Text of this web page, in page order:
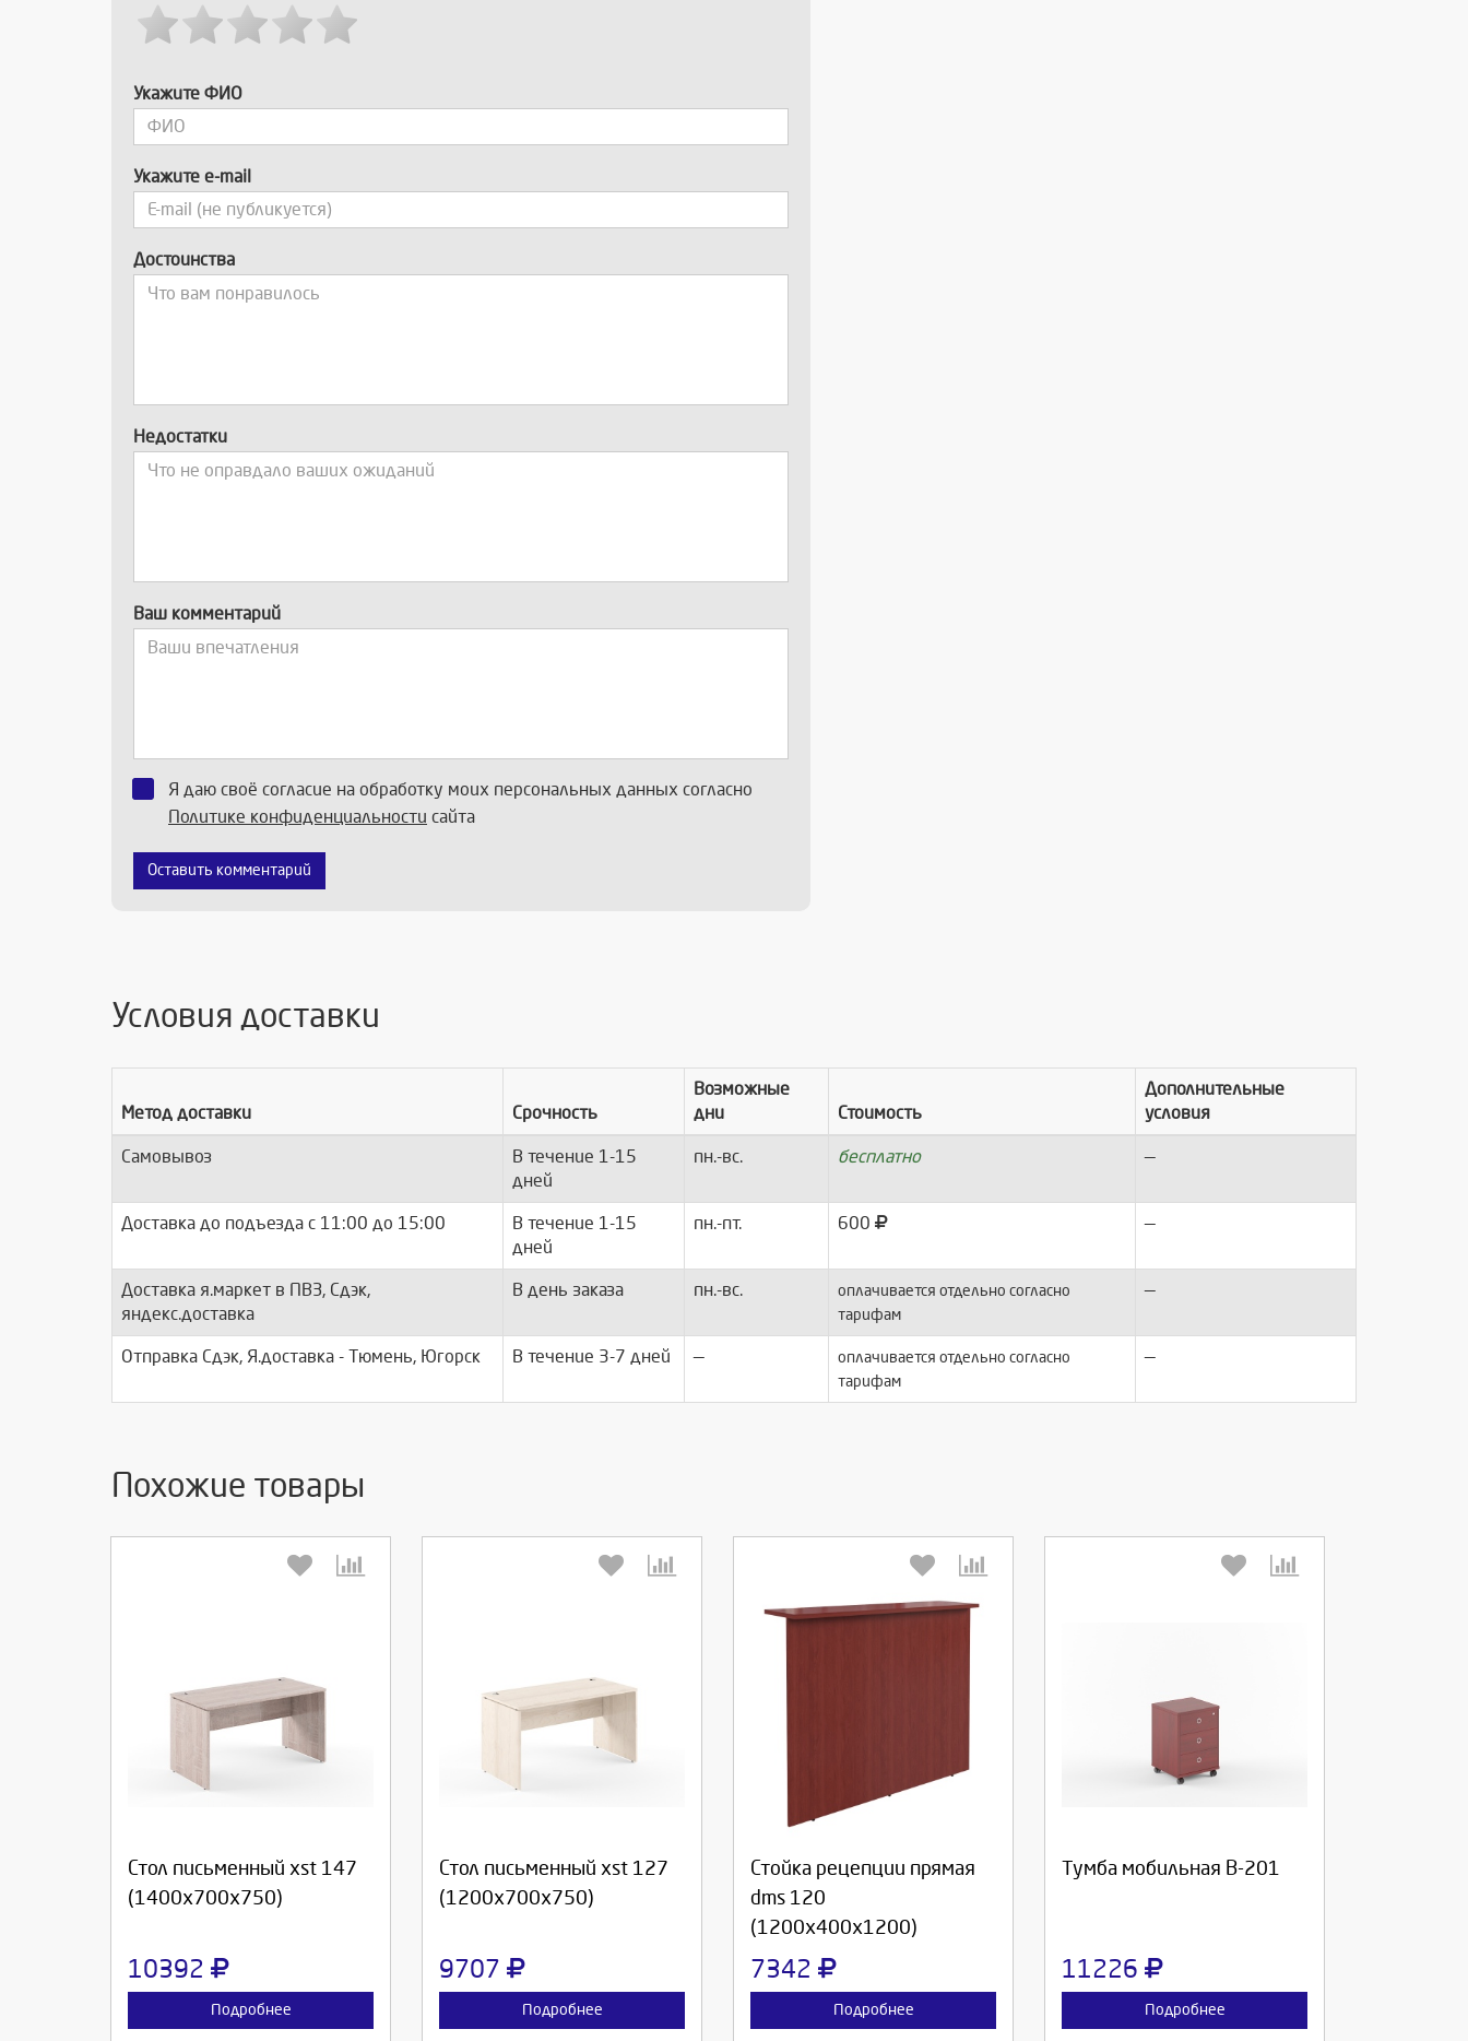
Укажите ФИО
Укажите e-mail
Достоинства
Недостатки
Ваш комментарий
Я даю своё согласие на обработку моих персональных данных согласно
Политике конфиденциальности сайта
Оставить комментарий
Условия доставки
Метод доставки Срочность
Возможные
дни
Стоимость
Дополнительные
условия
Самовывоз
В течение 1-15
дней
пн.-вс. бесплатно —
Доставка до подъезда c 11:00 до 15:00
В течение 1-15
дней
пн.-пт. 600 —
Доставка я.маркет в ПВЗ, Сдэк,
яндекс.доставка
В день заказа пн.-вс.
оплачивается отдельно согласно
тарифам
—
Отправка Сдэк, Я.доставка - Тюмень, Югорск В течение 3-7 дней —
оплачивается отдельно согласно
тарифам
—
Похожие товары
Стол письменный xst 147
(1400х700х750)
10392
Подробнее
Выберите количество:
Стол письменный xst 127
(1200х700х750)
9707
Подробнее
Стойка рецепции прямая
dms 120
(1200х400х1200)
7342
Подробнее
Тумба мобильная В-201
11226
Подробнее
Выберите количество: